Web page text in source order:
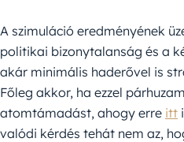
A szimuláció eredményének
politikai bizonytalanság és a
akár minimális haderővel is
Főleg akkor, ha ezzel
atomtámadást, ahogy erre itt
valódi kérdés tehát nem az,